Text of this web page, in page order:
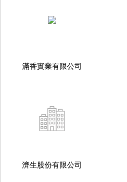
滿香實業有限公司
濟生股份有限公司